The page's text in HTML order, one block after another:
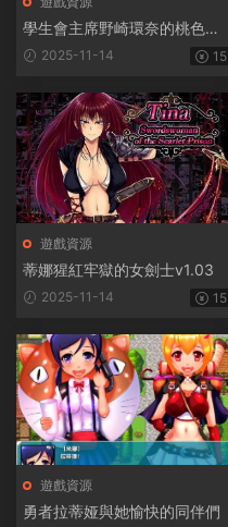
學生會主席野崎環奈的桃色煩
惱 2025-11-14 15
遊戲資源
蒂娜猩紅牢獄的女劍士v1.03
2025-11-14 15
遊戲資源
勇者拉蒂娅與她愉快的同伴們